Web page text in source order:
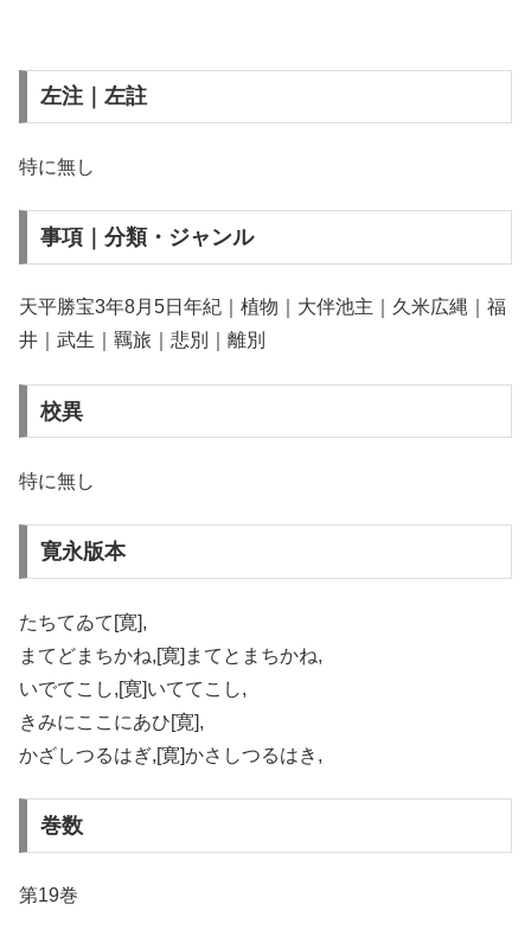
左注｜左註
特に無し
事項｜分類・ジャンル
天平勝宝3年8月5日年紀｜植物｜大伴池主｜久米広縄｜福
井｜武生｜羈旅｜悲別｜離別
校異
特に無し
寛永版本
たちてゐて[寛],
まてどまちかね,[寛]まてとまちかね,
いでてこし,[寛]いててこし,
きみにここにあひ[寛],
かざしつるはぎ,[寛]かさしつるはき,
巻数
第19巻